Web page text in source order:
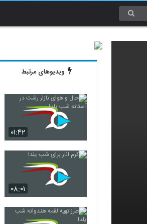
ویدیوهای مرتبط
۰۱:۴۲
۰۸:۰۱